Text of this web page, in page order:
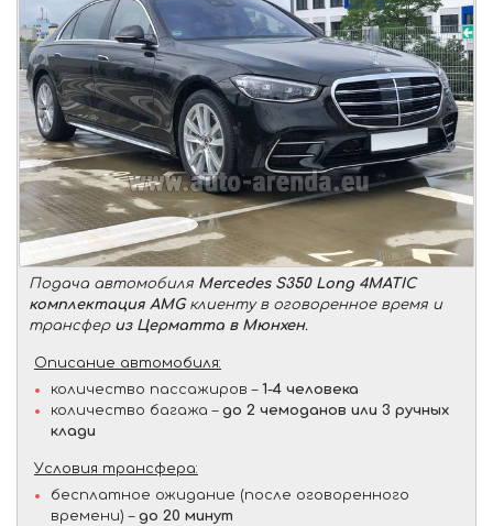
Подача автомобиля Mercedes S350 Long 4MATIC
комплектация AMGклиенту в оговоренное время и
трансфер из Церматта в Мюнхен.
Описание автомобиля:
количество пассажиров – 1-4 человека
количество багажа – до 2 чемоданов или 3 ручных
клади
Условия трансфера:
бесплатное ожидание (после оговоренного
времени) – до 20 минут